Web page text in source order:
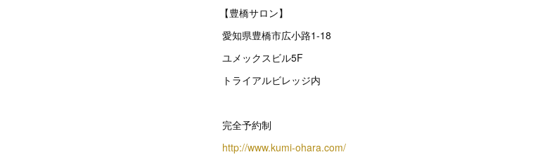
【豊橋サロン】
愛知県豊橋市広小路1-18
ユメックスビル5F
トライアルビレッジ内
完全予約制
http://www.kumi-ohara.com/